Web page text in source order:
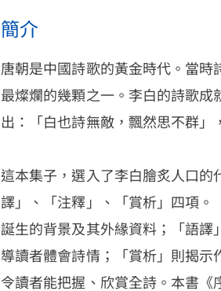
簡介
唐朝是中國詩歌的黃金時代。當
最燦爛的幾顆之一。李白的詩歌
出：「白也詩無敵，飄然思不群」
這本集子，選入了李白膾炙人口
譯」、「注釋」、「賞析」四項
誕生的背景及其外緣資料；「語
導讀者體會詩情；「賞析」則揭示
令讀者能把握、欣賞全詩。本書